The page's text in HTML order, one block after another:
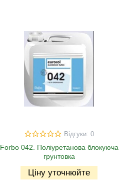
Відгуки: 0
Forbo 042. Поліуретанова блокуюча
грунтовка
Ціну уточнюйте